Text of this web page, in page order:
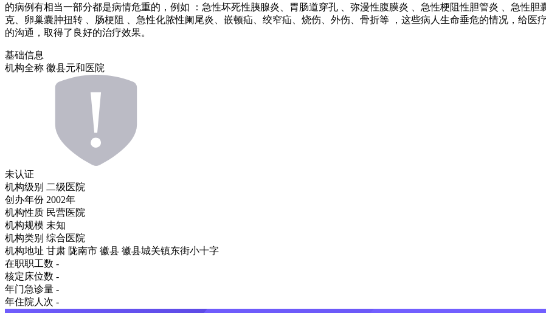
的病例有相当一部分都是病情危重的，例如 ：急性坏死性胰腺炎、胃肠道穿孔 、弥漫性腹膜炎 、急性梗阻性胆管炎 、急性
克、卵巢囊肿扭转 、肠梗阻 、急性化脓性阑尾炎、嵌顿疝、绞窄疝、烧伤、外伤、骨折等 ，这些病人生命垂危的情况，给
的沟通，取得了良好的治疗效果。
基础信息
机构全称 徽县元和医院
未认证
机构级别 二级医院
创办年份 2002年
机构性质 民营医院
机构规模 未知
机构类别 综合医院
机构地址 甘肃 陇南市 徽县 徽县城关镇东街小十字
在职职工数 -
核定床位数 -
年门急诊量 -
年住院人次 -